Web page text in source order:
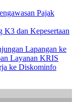
Pajak
dan Kepesertaan
Lapangan ke
Layanan KRIS
ke Diskominfo